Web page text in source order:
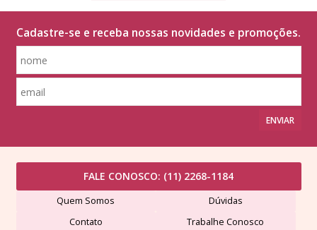
Cadastre-se e receba nossas novidades e promoções.
ENVIAR
FALE CONOSCO: (11) 2268-1184
Quem Somos
Dúvidas
Contato
Trabalhe Conosco